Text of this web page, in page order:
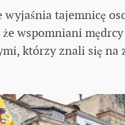
tajemnicę
wspomniani
którzy znali się na